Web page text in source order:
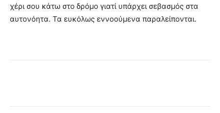
χέρι σου κάτω στο δρόμο γιατί υπάρχει σεβασμός στα
αυτονόητα. Τα ευκόλως εννοούμενα παραλείπονται.